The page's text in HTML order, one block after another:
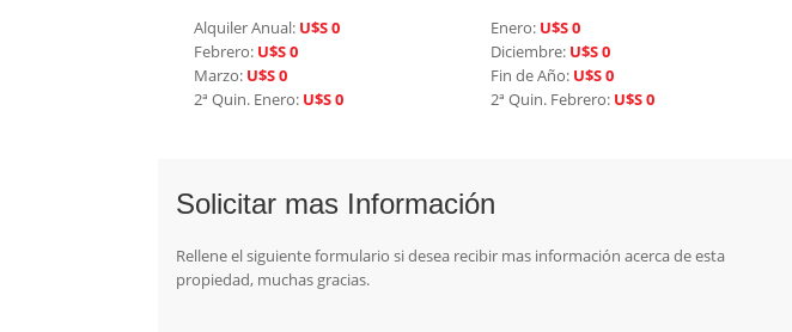
Alquiler Anual: U$S 0 Enero: U$S 0
Febrero: U$S 0 Diciembre: U$S 0
Marzo: U$S 0 Fin de Año: U$S 0
2ª Quin. Enero: U$S 0 2ª Quin. Febrero: U$S 0
Solicitar mas Información
Rellene el siguiente formulario si desea recibir mas información acerca de esta
propiedad, muchas gracias.